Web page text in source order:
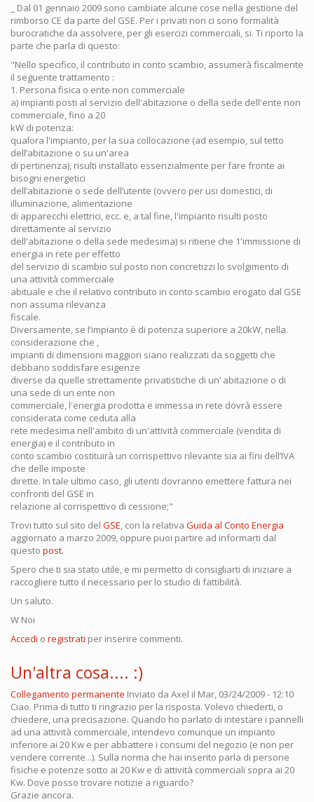
_ Dal 01 gennaio 2009 sono cambiate alcune cose nella gestione del
rimborso CE da parte del GSE. Per i privati non ci sono formalità
burocratiche da assolvere, per gli esercizi commerciali, si. Ti riporto la
parte che parla di questo:
"Nello specifico, il contributo in conto scambio, assumerà fiscalmente
il seguente trattamento :
1. Persona fisica o ente non commerciale
a) impianti posti al servizio dell'abitazione o della sede dell'ente non
commerciale, fino a 20
kW di potenza:
qualora l'impianto, per la sua collocazione (ad esempio, sul tetto
dell’abitazione o su un'area
di pertinenza), risulti installato essenzialmente per fare fronte ai
bisogni energetici
dell’abitazione o sede dell’utente (ovvero per usi domestici, di
illuminazione, alimentazione
di apparecchi elettrici, ecc. e, a tal fine, l'impianto risulti posto
direttamente al servizio
dell'abitazione o della sede medesima) si ritiene che 1'immissione di
energia in rete per effetto
del servizio di scambio sul posto non concretizzi lo svolgimento di
una attività commerciale
abituale e che il relativo contributo in conto scambio erogato dal GSE
non assuma rilevanza
fiscale.
Diversamente, se l’impianto è di potenza superiore a 20kW, nella.
considerazione che ,
impianti di dimensioni maggiori siano realizzati da soggetti che
debbano soddisfare esigenze
diverse da quelle strettamente privatistiche di un’ abitazione o di
una sede di un ente non
commerciale, l'energia prodotta e immessa in rete dovrà essere
considerata come ceduta alla
rete medesima nell'ambito di un'attività commerciale (vendita di
energia) e il contributo in
conto scambio costituirà un corrispettivo rilevante sia ai fini dell’IVA
che delle imposte
dirette. In tale ultimo caso, gli utenti dovranno emettere fattura nei
confronti del GSE in
relazione al corrispettivo di cessione;"
Trovi tutto sul sito del GSE , con la relativa Guida al Conto Energia
aggiornato a marzo 2009, oppure puoi partire ad informarti dal
questo post.
Spero che ti sia stato utile, e mi permetto di consigliarti di iniziare a
raccogliere tutto il necessario per lo studio di fattibilità.
Un saluto.
W Noi
Accedi o registrati per inserire commenti.
Un'altra cosa.... :)
Collegamento permanente Inviato da Axel il Mar, 03/24/2009 - 12:10
Ciao. Prima di tutto ti ringrazio per la risposta. Volevo chiederti, o
chiedere, una precisazione. Quando ho parlato di intestare i pannelli
ad una attività commerciale, intendevo comunque un impianto
inferiore ai 20 Kw e per abbattere i consumi del negozio (e non per
vendere corrente...). Sulla norma che hai inserito parla di persone
fisiche e potenze sotto ai 20 Kw e di attività commerciali sopra ai 20
Kw. Dove posso trovare notizie a riguardo?
Grazie ancora.